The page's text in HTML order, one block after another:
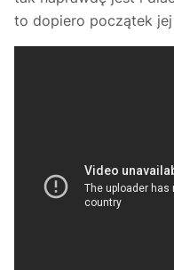
to dopiero początek